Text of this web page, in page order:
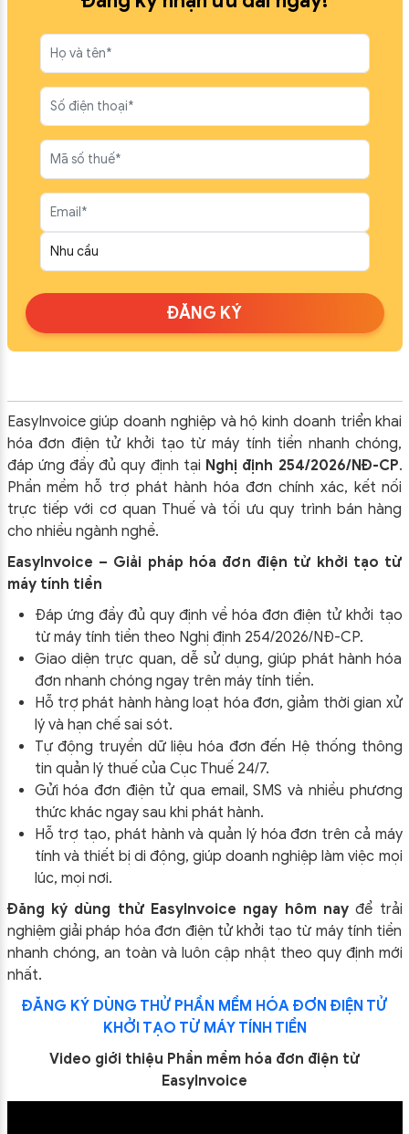
ĐĂNG KÝ
EasyInvoice giúp doanh nghiệp và hộ kinh doanh triển khai
hóa đơn điện tử khởi tạo từ máy tính tiền nhanh chóng,
đáp ứng đầy đủ quy định tại Nghị định 254/2026/NĐ-CP.
Phần mềm hỗ trợ phát hành hóa đơn chính xác, kết nối
trực tiếp với cơ quan Thuế và tối ưu quy trình bán hàng
cho nhiều ngành nghề.
EasyInvoice – Giải pháp hóa đơn điện tử khởi tạo từ
máy tính tiền
Đáp ứng đầy đủ quy định về hóa đơn điện tử khởi tạo
từ máy tính tiền theo Nghị định 254/2026/NĐ-CP.
Giao diện trực quan, dễ sử dụng, giúp phát hành hóa
đơn nhanh chóng ngay trên máy tính tiền.
Hỗ trợ phát hành hàng loạt hóa đơn, giảm thời gian xử
lý và hạn chế sai sót.
Tự động truyền dữ liệu hóa đơn đến Hệ thống thông
tin quản lý thuế của Cục Thuế 24/7.
Gửi hóa đơn điện tử qua email, SMS và nhiều phương
thức khác ngay sau khi phát hành.
Hỗ trợ tạo, phát hành và quản lý hóa đơn trên cả máy
tính và thiết bị di động, giúp doanh nghiệp làm việc mọi
lúc, mọi nơi.
Đăng ký dùng thử EasyInvoice ngay hôm nayđể trải
nghiệm giải pháp hóa đơn điện tử khởi tạo từ máy tính tiền
nhanh chóng, an toàn và luôn cập nhật theo quy định mới
nhất.
ĐĂNG KÝ DÙNG THỬ PHẦN MỀM HÓA ĐƠN ĐIỆN TỬ
KHỞI TẠO TỪ MÁY TÍNH TIỀN
Video giới thiệu Phần mềm hóa đơn điện tử
EasyInvoice